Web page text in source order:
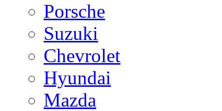
Porsche
Suzuki
Chevrolet
Hyundai
Mazda